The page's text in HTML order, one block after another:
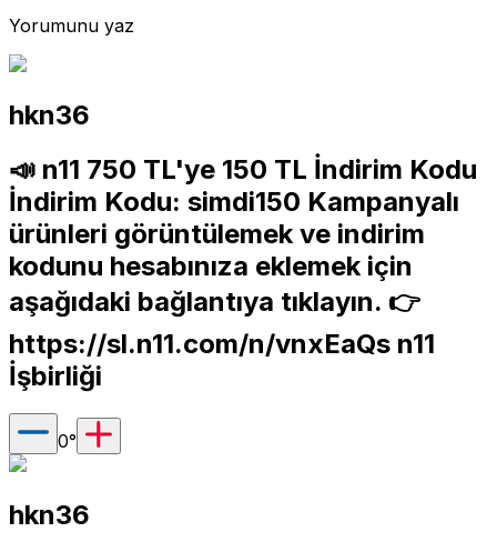
Yorumunu yaz
hkn36
📣 n11 750 TL'ye 150 TL İndirim Kodu
İndirim Kodu: simdi150 Kampanyalı
ürünleri görüntülemek ve indirim
kodunu hesabınıza eklemek için
aşağıdaki bağlantıya tıklayın. 👉
https://sl.n11.com/n/vnxEaQs n11
İşbirliği
0°
hkn36